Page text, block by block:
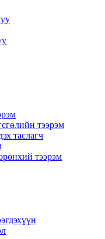
тээрэм
таслагч
тээрэм